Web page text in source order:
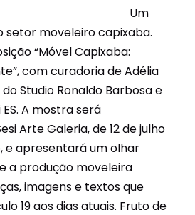
Um
setor moveleiro capixaba.
“Móvel Capixaba:
com curadoria de Adélia
Studio Ronaldo Barbosa e
A mostra será
Arte Galeria, de 12 de julho
e apresentará um olhar
a produção moveleira
imagens e textos que
19 aos dias atuais. Fruto de